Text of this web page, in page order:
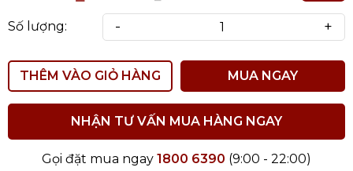
Số lượng: - +
THÊM VÀO GIỎ HÀNG MUA NGAY
NHẬN TƯ VẤN MUA HÀNG NGAY
Gọi đặt mua ngay 1800 6390 (9:00 - 22:00)